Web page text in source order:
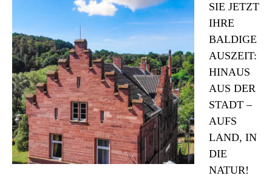
SIE JETZT
IHRE
BALDIGE
AUSZEIT:
HINAUS
AUS DER
STADT –
AUFS
LAND, IN
DIE
NATUR!